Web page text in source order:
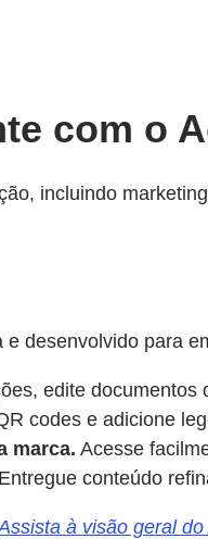
com o
incluindo
desenvolvido para
edite
codes e adicione
marca. Acesse
Entregue conteúdo
à visão geral